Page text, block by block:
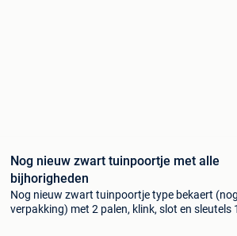
Nog nieuw zwart tuinpoortje met alle
bijhorigheden
Nog nieuw zwart tuinpoortje type bekaert
verpakking) met 2 palen, klink, slot en sleutels